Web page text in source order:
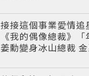
接接這個事業愛情追
《我的偶像總裁》「
姜勳變身冰山總裁